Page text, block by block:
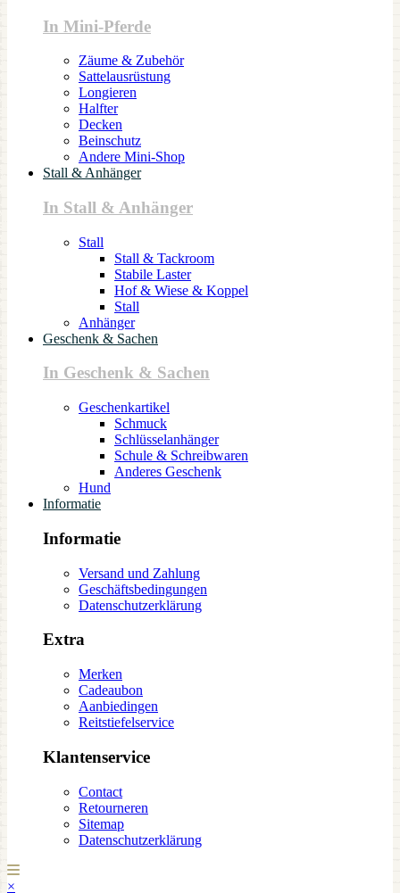
In Mini-Pferde
Zäume & Zubehör
Sattelausrüstung
Longieren
Halfter
Decken
Beinschutz
Andere Mini-Shop
Stall & Anhänger
In Stall & Anhänger
Stall
Stall & Tackroom
Stabile Laster
Hof & Wiese & Koppel
Stall
Anhänger
Geschenk & Sachen
In Geschenk & Sachen
Geschenkartikel
Schmuck
Schlüsselanhänger
Schule & Schreibwaren
Anderes Geschenk
Hund
Informatie
Informatie
Versand und Zahlung
Geschäftsbedingungen
Datenschutzerklärung
Extra
Merken
Cadeaubon
Aanbiedingen
Reitstiefelservice
Klantenservice
Contact
Retourneren
Sitemap
Datenschutzerklärung
×